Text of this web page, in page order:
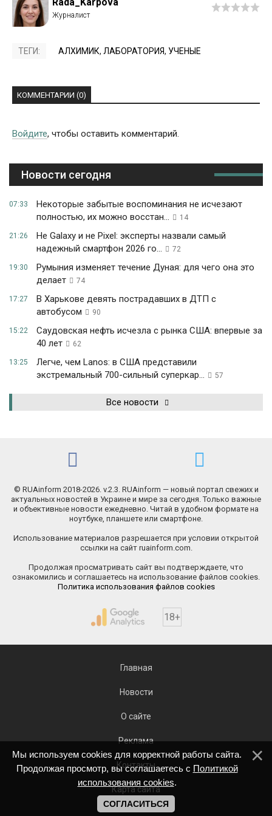
ТЕГИ: АЛХИМИК, ЛАБОРАТОРИЯ, УЧЕНЫЕ
КОММЕНТАРИИ (0)
Войдите, чтобы оставить комментарий.
Новости сегодня
07:33
Некоторые забытые воспоминания не исчезают
полностью, их можно восстан...
14
21:26
Не Galaxy и не Pixel: эксперты назвали самый
надежный смартфон 2026 го...
72
19:30
Румыния изменяет течение Дуная: для чего она это
делает
74
17:27
В Харькове девять пострадавших в ДТП с
автобусом
90
15:22
Саудовская нефть исчезла с рынка США: впервые за
40 лет
62
13:25
Легче, чем Lanos: в США представили
экстремальный 700-сильный суперкар...
57
Все новости
© RUAinform 2018-2026. v.2.3. RUAinform — новый портал свежих и
актуальных новостей в Украине и мире за сегодня. Только важные
и объективные новости ежедневно. Читай в удобном формате на
ноутбуке, планшете или смартфоне.
Использование материалов разрешается при условии открытой
ссылки на сайт ruainform.com.
Продолжая просматривать сайт вы подтверждаете, что
ознакомились и соглашаетесь на использование файлов cookies.
Политика использования файлов cookies
18+
Главная
Новости
О сайте
Реклама
Контакты
Карта сайта
Мы используем cookies для корректной работы сайта.
Продолжая просмотр, вы соглашаетесь с Политикой
использования cookies.
СОГЛАСИТЬСЯ